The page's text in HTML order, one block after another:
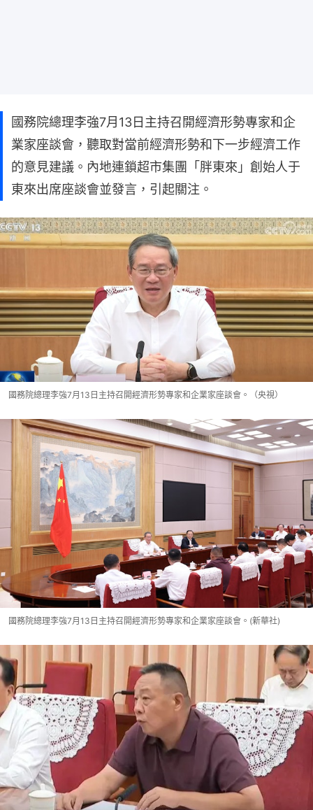
國務院總理李強7月13日主持召開經濟形勢專家和企
業家座談會，聽取對當前經濟形勢和下一步經濟工作
的意見建議。內地連鎖超市集團「胖東來」創始人于
東來出席座談會並發言，引起關注。
國務院總理李強7月13日主持召開經濟形勢專家和企業家座談會。（央視）
國務院總理李強7月13日主持召開經濟形勢專家和企業家座談會。(新華社)